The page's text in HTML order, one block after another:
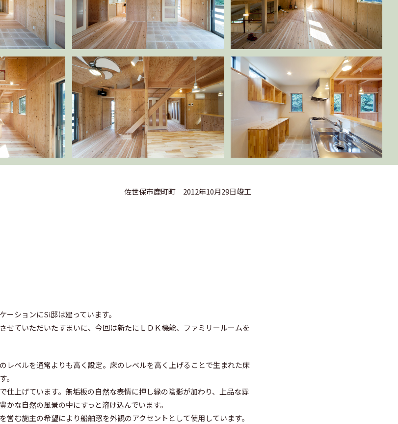
佐世保市鹿町町 2012年10月29日竣工
ーションにSi邸は建っています。
せていただいたすまいに、今回は新たにＬＤＫ機能、ファミリールームを
レベルを通常よりも高く設定。床のレベルを高く上げることで生まれた床
。
仕上げています。無垢板の自然な表情に押し縁の陰影が加わり、上品な雰
な自然の風景の中にすっと溶け込んでいます。
営む施主の希望により船舶窓を外観のアクセントとして使用しています。